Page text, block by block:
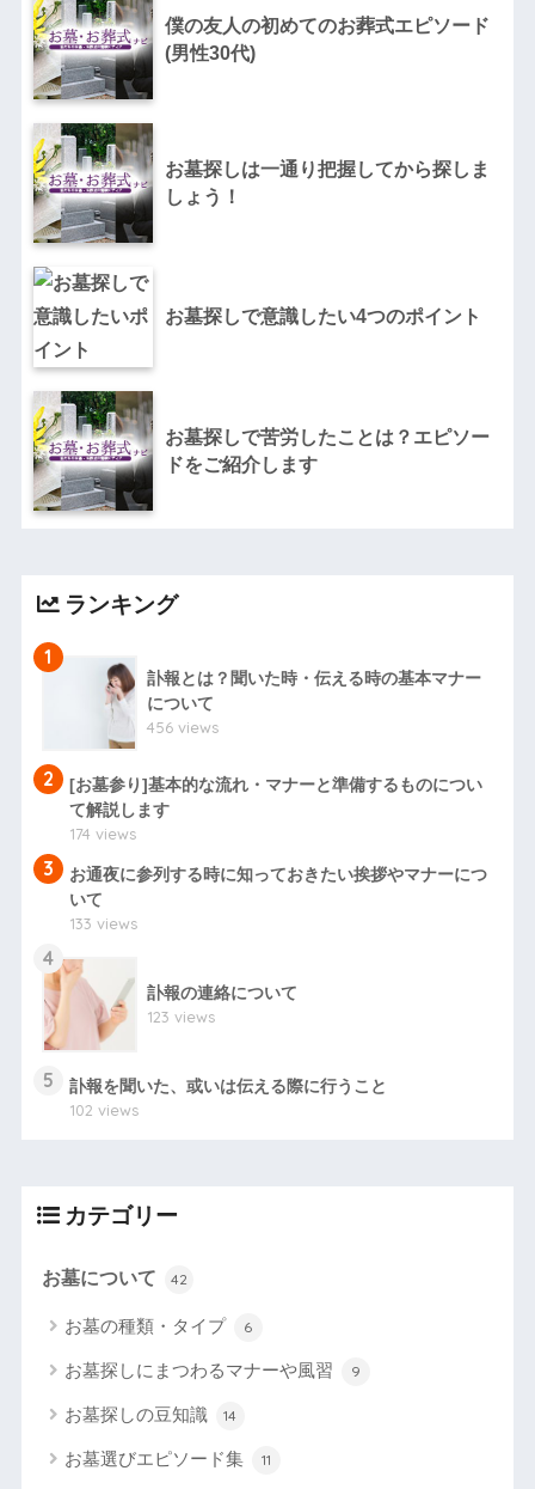
僕の友人の初めてのお葬式エピソード
(男性30代)
お墓探しは一通り把握してから探しま
しょう！
お墓探しで意識したい4つのポイント
お墓探しで苦労したことは？エピソー
ドをご紹介します
ランキング
1
訃報とは？聞いた時・伝える時の基本マナー
について
456 views
2
[お墓参り]基本的な流れ・マナーと準備するものについ
て解説します
174 views
3
お通夜に参列する時に知っておきたい挨拶やマナーにつ
いて
133 views
4
訃報の連絡について
123 views
5
訃報を聞いた、或いは伝える際に行うこと
102 views
カテゴリー
お墓について 42
お墓の種類・タイプ 6
お墓探しにまつわるマナーや風習 9
お墓探しの豆知識 14
お墓選びエピソード集 11